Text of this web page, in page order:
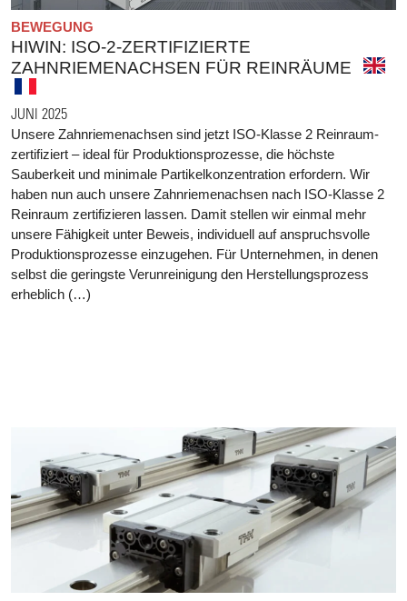
BEWEGUNG
HIWIN: ISO-2-ZERTIFIZIERTE
ZAHNRIEMENACHSEN FÜR REINRÄUME
JUNI 2025
Unsere Zahnriemenachsen sind jetzt ISO-Klasse 2 Reinraum-
zertifiziert – ideal für Produktionsprozesse, die höchste
Sauberkeit und minimale Partikelkonzentration erfordern. Wir
haben nun auch unsere Zahnriemenachsen nach ISO-Klasse 2
Reinraum zertifizieren lassen. Damit stellen wir einmal mehr
unsere Fähigkeit unter Beweis, individuell auf anspruchsvolle
Produktionsprozesse einzugehen. Für Unternehmen, in denen
selbst die geringste Verunreinigung den Herstellungsprozess
erheblich (…)